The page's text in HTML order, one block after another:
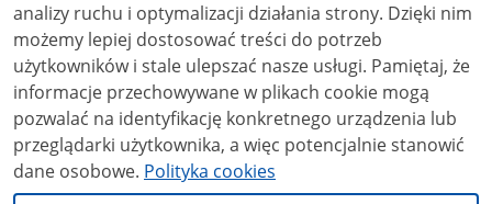
analizy ruchu i optymalizacji działania strony. Dzięki nim
możemy lepiej dostosować treści do potrzeb
użytkowników i stale ulepszać nasze usługi. Pamiętaj, że
informacje przechowywane w plikach cookie mogą
pozwalać na identyfikację konkretnego urządzenia lub
przeglądarki użytkownika, a więc potencjalnie stanowić
dane osobowe. Polityka cookies